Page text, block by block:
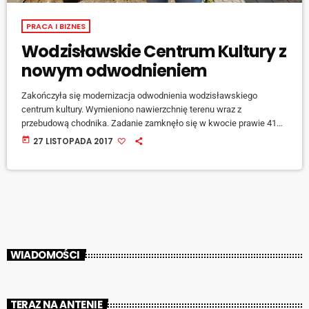
PRACA I BIZNES
Wodzisławskie Centrum Kultury z
nowym odwodnieniem
Zakończyła się modernizacja odwodnienia wodzisławskiego
centrum kultury. Wymieniono nawierzchnię terenu wraz z
przebudową chodnika. Zadanie zamknęło się w kwocie prawie 416
tysięcy złotych, z czego 391 tysięcy złotych zapewniło Miasto
today 27 LISTOPADA 2017
WIADOMOŚCI
TERAZ NA ANTENIE